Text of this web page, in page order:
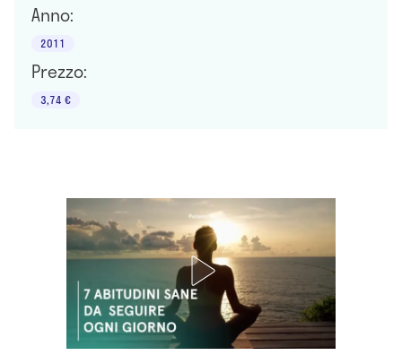
Anno:
2011
Prezzo:
3,74 €